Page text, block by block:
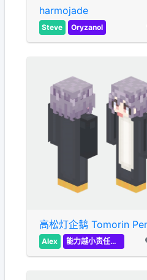
harmojade
Steve Oryzanol
Alex 能力越小责任越小